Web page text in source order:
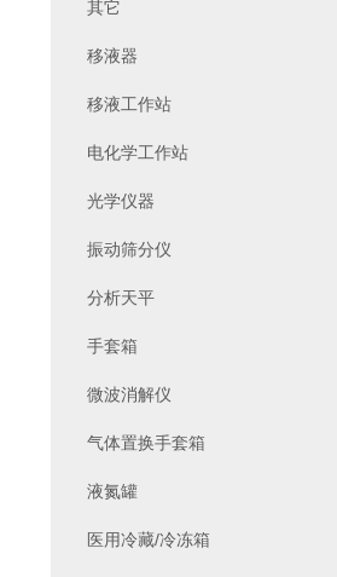
其它
移液器
移液工作站
电化学工作站
光学仪器
振动筛分仪
分析天平
手套箱
微波消解仪
气体置换手套箱
液氮罐
医用冷藏/冷冻箱